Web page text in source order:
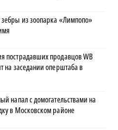
из зоопарка «Лимпопо»
пострадавших продавцов WB
на заседании оперштаба в
напал с домогательствами на
в Московском районе